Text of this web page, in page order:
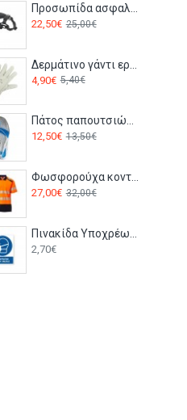
22,50€ 25,00€
4,90€ 5,40€
Πάτος παπουτσιών ζελέ FC90 Portwest
12,50€ 13,50€
Φωσφορούχα κοντομάνικη μπλούζα Polo ROAD Payper Πορτοκαλί-navy
27,00€ 32,00€
2,70€